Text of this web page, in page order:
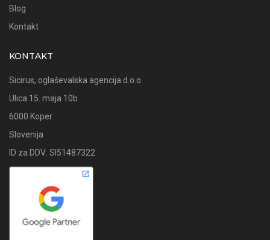
Blog
Kontakt
KONTAKT
Sicirus, oglaševalska agencija d.o.o.
Ulica 15. maja 10b
6000 Koper
Slovenija
ID za DDV: SI51487322